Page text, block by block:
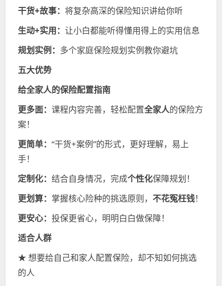
干货+故事： 将复杂高深的保险知识讲给你听
生动+实用： 让小白都能听得懂用得上的实用信息
规划实例： 多个家庭保险规划实例教你避坑
五大优势
给全家人的保险配置指南
更多面： 课程内容完善，轻松配置全家人的保险方
案！
更简单： “干货+案例”的形式，更好理解，易上
手！
定制化： 结合自身情况，完成个性化保障规划！
更划算： 掌握核心险种的挑选原则， 不花冤枉钱！
更安心： 投保更省心，明明白白做保障！
适合人群
★ 想要给自己和家人配置保险，却不知如何挑选
的人